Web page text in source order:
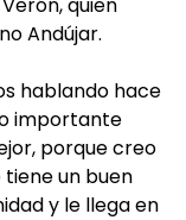
Andújar.
hablando hace
importante
porque creo
un buen
y le llega en